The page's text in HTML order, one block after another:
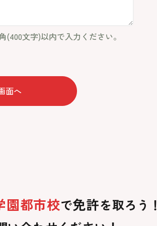
(400文字)以内で入力ください。
園都市校で免許を取ろう！